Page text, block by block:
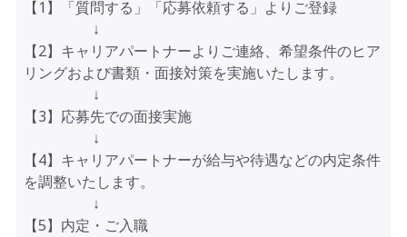
【1】「質問する」「応募依頼する」よりご登録
↓
【2】キャリアパートナーよりご連絡、希望条件のヒア
リングおよび書類・面接対策を実施いたします。
↓
【3】応募先での面接実施
↓
【4】キャリアパートナーが給与や待遇などの内定条件
を調整いたします。
↓
【5】内定・ご入職